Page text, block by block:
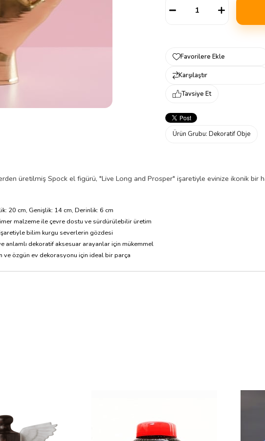
Favorilere Ekle
Karşılaştır
Tavsiye Et
Ürün Grubu: Dekoratif Obje
üretilmiş Spock el figürü, "Live Long and Prosper" işaretiyle evinize ikonik bir
20 cm, Genişlik: 14 cm, Derinlik: 6 cm
malzeme ile çevre dostu ve sürdürülebilir üretim
bilim kurgu severlerin gözdesi
anlamlı dekoratif aksesuar arayanlar için mükemmel
ve özgün ev dekorasyonu için ideal bir parça